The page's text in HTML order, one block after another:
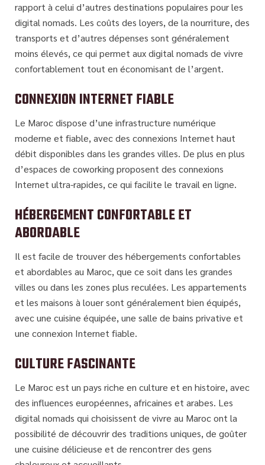
rapport à celui d’autres destinations populaires pour les
digital nomads. Les coûts des loyers, de la nourriture, des
transports et d’autres dépenses sont généralement
moins élevés, ce qui permet aux digital nomads de vivre
confortablement tout en économisant de l’argent.
CONNEXION INTERNET FIABLE
Le Maroc dispose d’une infrastructure numérique
moderne et fiable, avec des connexions Internet haut
débit disponibles dans les grandes villes. De plus en plus
d’espaces de coworking proposent des connexions
Internet ultra-rapides, ce qui facilite le travail en ligne.
HÉBERGEMENT CONFORTABLE ET
ABORDABLE
Il est facile de trouver des hébergements confortables
et abordables au Maroc, que ce soit dans les grandes
villes ou dans les zones plus reculées. Les appartements
et les maisons à louer sont généralement bien équipés,
avec une cuisine équipée, une salle de bains privative et
une connexion Internet fiable.
CULTURE FASCINANTE
Le Maroc est un pays riche en culture et en histoire, avec
des influences européennes, africaines et arabes. Les
digital nomads qui choisissent de vivre au Maroc ont la
possibilité de découvrir des traditions uniques, de goûter
une cuisine délicieuse et de rencontrer des gens